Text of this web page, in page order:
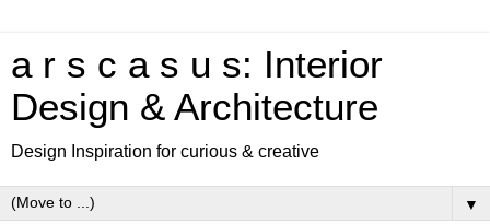
a r s c a s u s: Interior
Design & Architecture
Design Inspiration for curious & creative
▼